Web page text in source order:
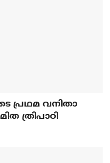
പ്രഥമ വനിതാ
ത്രിപാഠി